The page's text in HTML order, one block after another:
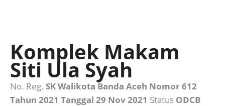
Komplek Makam
Siti Ula Syah
No. Reg. SK Walikota Banda Aceh Nomor 612
Tahun 2021 Tanggal 29 Nov 2021 Status ODCB